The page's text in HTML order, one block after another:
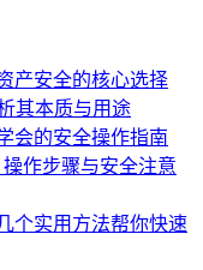
产安全的核心选择
其本质与用途
会的安全操作指南
作步骤与安全注意
个实用方法帮你快速